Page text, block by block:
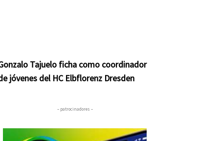
Tajuelo ficha como coordinador
jóvenes del HC Elbflorenz Dresden
– patrocinadores –